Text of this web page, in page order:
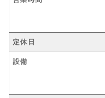
定休日
設備